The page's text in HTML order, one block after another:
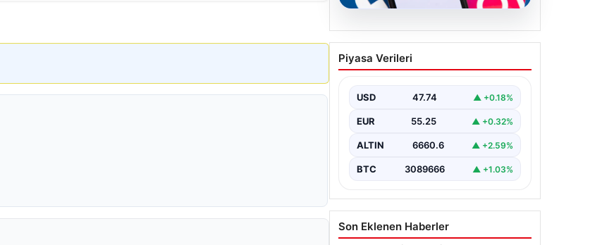
07.08.2026
Meta’ya çocuk güvenliği
davasında 567 milyon
Piyasa Verileri
USD 47.74 ▲ +0.18%
EUR 55.25 ▲ +0.32%
ALTIN 6660.6 ▲ +2.59%
BTC 3089666 ▲ +1.03%
Son Eklenen Haberler